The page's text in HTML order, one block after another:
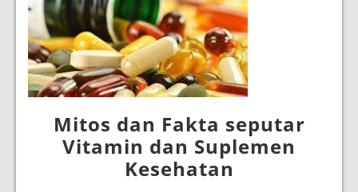
Mitos dan Fakta seputar
Vitamin dan Suplemen
Kesehatan